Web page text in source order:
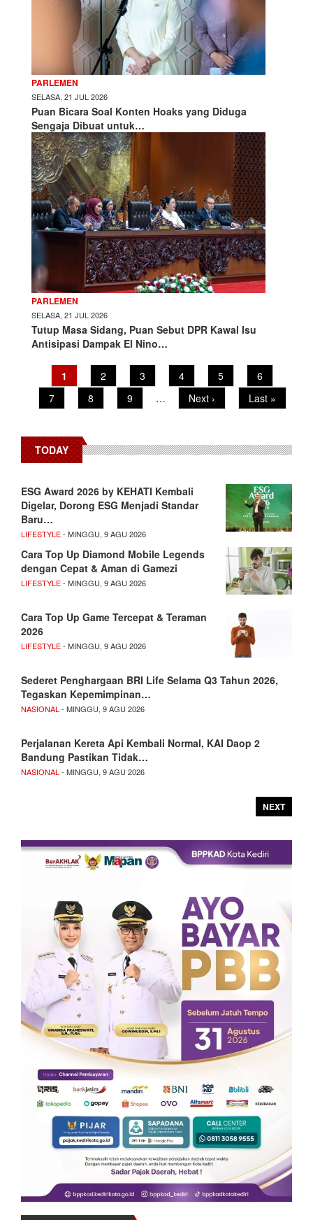
PARLEMEN
SELASA, 21 JUL 2026
Puan Bicara Soal Konten Hoaks yang Diduga
Sengaja Dibuat untuk…
PARLEMEN
SELASA, 21 JUL 2026
Tutup Masa Sidang, Puan Sebut DPR Kawal Isu
Antisipasi Dampak El Nino…
PaginationCurrent
page
1 Page
2 Page
3 Page
4 Page
5 Page
6
Page
7 Page
8 Page
9 …
Next
page
Next ›
Last
page
Last »
TODAY
ESG Award 2026 by KEHATI Kembali
Digelar, Dorong ESG Menjadi Standar
Baru…
LIFESTYLE- MINGGU, 9 AGU 2026
Cara Top Up Diamond Mobile Legends
dengan Cepat & Aman di Gamezi
LIFESTYLE- MINGGU, 9 AGU 2026
Cara Top Up Game Tercepat & Teraman
2026
LIFESTYLE- MINGGU, 9 AGU 2026
Sederet Penghargaan BRI Life Selama Q3 Tahun 2026,
Tegaskan Kepemimpinan…
NASIONAL - MINGGU, 9 AGU 2026
Perjalanan Kereta Api Kembali Normal, KAI Daop 2
Bandung Pastikan Tidak…
NASIONAL - MINGGU, 9 AGU 2026
NEXT